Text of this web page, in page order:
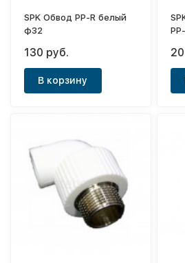
SPK Обвод PP-R белый
ф32
130 руб.
В корзину